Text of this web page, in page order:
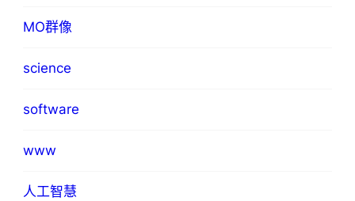
MO群像
science
software
www
人工智慧